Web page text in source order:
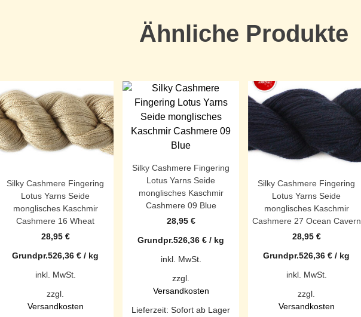
Ähnliche Produkte
Silky Cashmere Fingering
Lotus Yarns Seide
monglisches Kaschmir
Cashmere 16 Wheat
28,95 €
Grundpr.526,36 € / kg
inkl. MwSt.
zzgl.
Versandkosten
Silky Cashmere Fingering
Lotus Yarns Seide
monglisches Kaschmir
Cashmere 09 Blue
28,95 €
Grundpr.526,36 € / kg
inkl. MwSt.
zzgl.
Versandkosten
Lieferzeit: Sofort ab Lager
Silky Cashmere Fingering
Lotus Yarns Seide
monglisches Kaschmir
Cashmere 27 Ocean Cavern
28,95 €
Grundpr.526,36 € / kg
inkl. MwSt.
zzgl.
Versandkosten